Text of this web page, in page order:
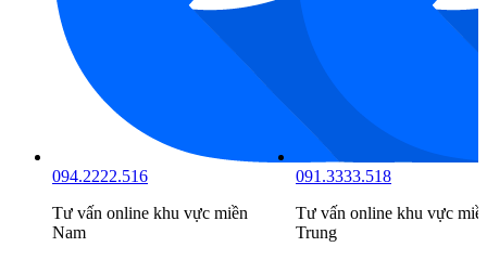
094.2222.516
Tư vấn online khu vực miền
Nam
091.3333.518
Tư vấn online khu vực
Trung